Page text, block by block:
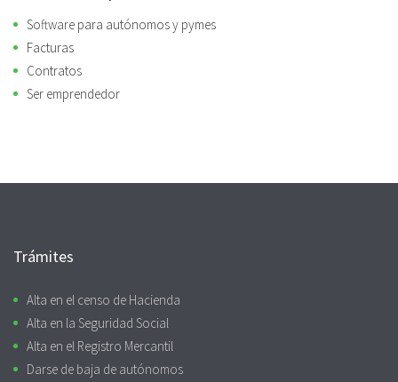
Software para autónomos y pymes
Facturas
Contratos
Ser emprendedor
Trámites
Alta en el censo de Hacienda
Alta en la Seguridad Social
Alta en el Registro Mercantil
Darse de baja de autónomos